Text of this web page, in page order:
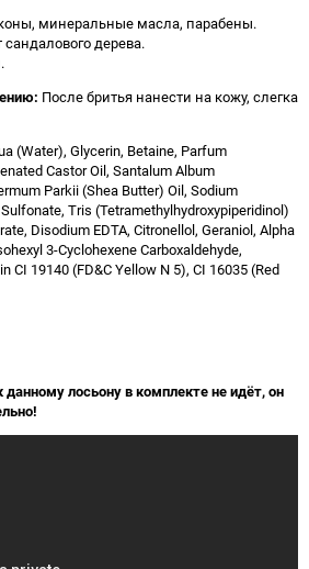
минеральные масла, парабены.
дерева.
После бритья нанести на кожу, слегка
(Water), Glycerin, Betaine, Parfum
Castor Oil, Santalum Album
Parkii (Shea Butter) Oil, Sodium
Tris (Tetramethylhydroxypiperidinol)
Disodium EDTA, Citronellol, Geraniol, Alpha
3-Cyclohexene Carboxaldehyde,
CI 19140 (FD&C Yellow N 5), CI 16035 (Red
лосьону в комплекте не идёт, он